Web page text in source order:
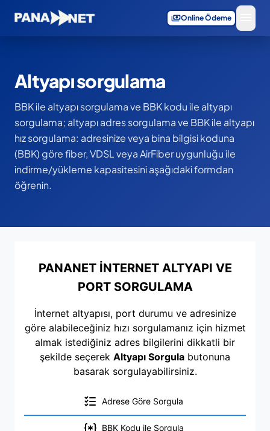
paymentsOnline Ödeme
Altyapı sorgulama
BBK ile altyapı sorgulama ve BBK kodu ile altyapı
sorgulama; altyapı adres sorgulama ve BBK ile altyapı
hız sorgulama: adresinize veya bina bilgisi koduna
(BBK) göre fiber, VDSL veya AirFiber uygunluğu ile
indirme/yükleme kapasitesini aşağıdaki formdan
öğrenin.